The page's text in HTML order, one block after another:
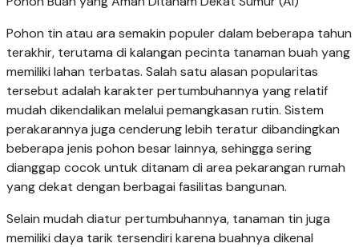
Pohon tin atau ara semakin populer dalam beberapa tahun
terakhir, terutama di kalangan pecinta tanaman buah yang
memiliki lahan terbatas. Salah satu alasan popularitas
tersebut adalah karakter pertumbuhannya yang relatif
mudah dikendalikan melalui pemangkasan rutin. Sistem
perakarannya juga cenderung lebih teratur dibandingkan
beberapa jenis pohon besar lainnya, sehingga sering
dianggap cocok untuk ditanam di area pekarangan rumah
yang dekat dengan berbagai fasilitas bangunan.
Selain mudah diatur pertumbuhannya, tanaman tin juga
memiliki daya tarik tersendiri karena buahnya dikenal